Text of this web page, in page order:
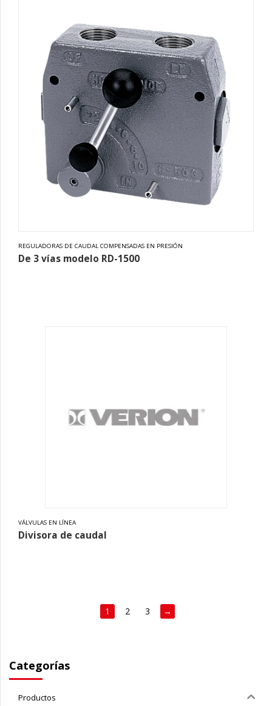
REGULADORAS DE CAUDAL COMPENSADAS EN PRESIÓN
De 3 vías modelo RD-1500
VÁLVULAS EN LÍNEA
Divisora de caudal
1 2 3 →
Categorías
Productos